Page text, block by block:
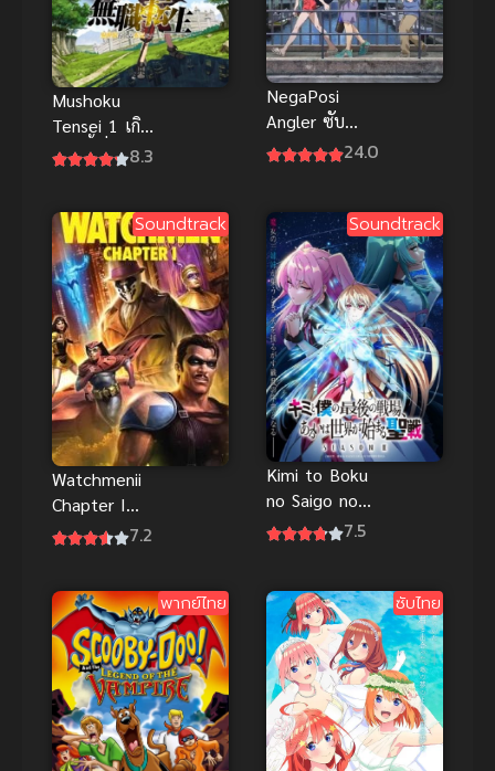
Mushoku
Tensei 1 เกิด
ชาตินี้พี่ต้อง8.3
NegaPosi
Angler ซับ
ไทย
24.0
Soundtrack
Watchmenii
Chapter I
(2024) วอทช์
7.2
Soundtrack
Kimi to Boku
no Saigo no
Senjou
สุดท้ายของ
เธอกับผม ภาค
2
7.5
พากย์ไทย ซับไทย